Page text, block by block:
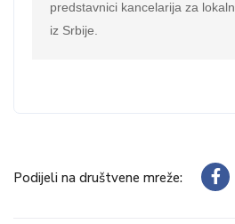
predstavnici kancelarija za
iz Srbije.
Podijeli na društvene mreže: